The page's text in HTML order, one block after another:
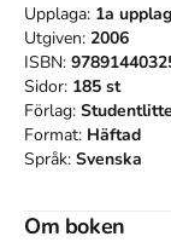
Upplaga: 1a
Utgiven: 2006
ISBN:
Sidor: 185 st
Förlag:
Format: Häftad
Språk: Svenska
Om boken